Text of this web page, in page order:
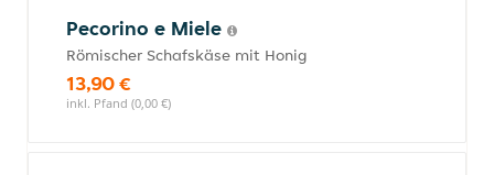
Pecorino e Miele
Römischer Schafskäse mit Honig
13,90 €
inkl. Pfand (0,00 €)